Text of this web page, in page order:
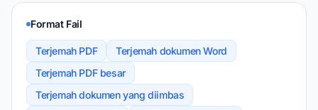
Format Fail
Terjemah PDF
Terjemah dokumen Word
Terjemah PDF besar
Terjemah dokumen yang diimbas